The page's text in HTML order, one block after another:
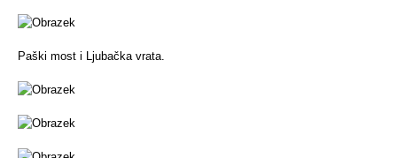
Paški most i Ljubačka vrata.